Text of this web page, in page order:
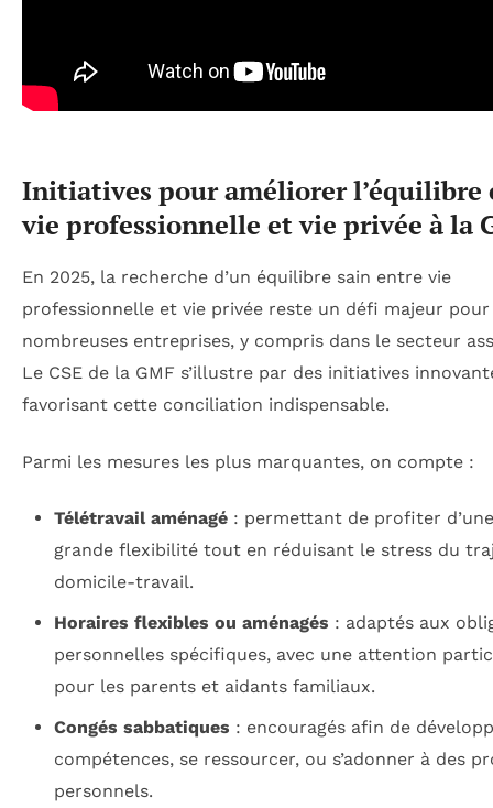
Initiatives pour améliorer l’équilibre
vie professionnelle et vie privée à la
En 2025, la recherche d’un équilibre sain entre vie
professionnelle et vie privée reste un défi majeur pour
nombreuses entreprises, y compris dans le secteur
Le CSE de la GMF s’illustre par des initiatives
favorisant cette conciliation indispensable.
Parmi les mesures les plus marquantes, on compte :
Télétravail aménagé: permettant de profiter
grande flexibilité tout en réduisant le stress du
domicile-travail.
Horaires flexibles ou aménagés : adaptés aux
personnelles spécifiques, avec une attention
pour les parents et aidants familiaux.
Congés sabbatiques : encouragés afin de
compétences, se ressourcer, ou s’adonner à des
personnels.